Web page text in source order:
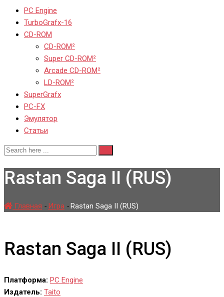
PC Engine
TurboGrafx-16
CD-ROM
CD-ROM²
Super CD-ROM²
Arcade CD-ROM²
LD-ROM²
SuperGrafx
PC-FX
Эмулятор
Статьи
Rastan Saga II (RUS)
Главная - Игра -Rastan Saga II (RUS)
Rastan Saga II (RUS)
Платформа: PC Engine
Издатель: Taito